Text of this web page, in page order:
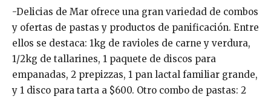
-Delicias de Mar ofrece una gran variedad de combos
y ofertas de pastas y productos de panificación. Entre
ellos se destaca: 1kg de ravioles de carne y verdura,
1/2kg de tallarines, 1 paquete de discos para
empanadas, 2 prepizzas, 1 pan lactal familiar grande,
y 1 disco para tarta a $600. Otro combo de pastas: 2